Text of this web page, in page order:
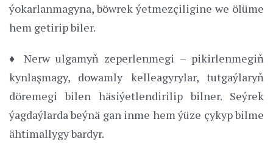
ýokarlanmagyna, böwrek ýetmezçiligine we ölüme
hem getirip biler.
♦ Nerw ulgamyň zeperlenmegi – pikirlenmegiň
kynlaşmagy, dowamly kelleagyrylar, tutgaýlaryň
döremegi bilen häsiýetlendirilip bilner. Seýrek
ýagdaýlarda beýnä gan inme hem ýüze çykyp bilme
ähtimallygy bardyr.